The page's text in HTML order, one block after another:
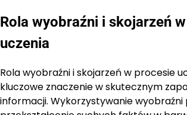
Rola wyobraźni i skojarzeń
uczenia
Rola wyobraźni i skojarzeń w procesie
kluczowe znaczenie w skutecznym
informacji. Wykorzystywanie wyobraźni